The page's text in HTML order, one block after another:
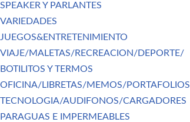
SPEAKER Y PARLANTES
VARIEDADES
JUEGOS&ENTRETENIMIENTO
VIAJE/MALETAS/RECREACION/DEPORTE/
BOTILITOS Y TERMOS
OFICINA/LIBRETAS/MEMOS/PORTAFOLIOS
TECNOLOGIA/AUDIFONOS/CARGADORES
PARAGUAS E IMPERMEABLES